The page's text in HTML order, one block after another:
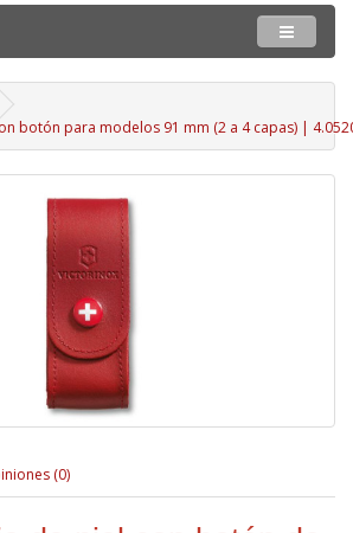
botón para modelos 91 mm (2 a 4 capas) |
(0)